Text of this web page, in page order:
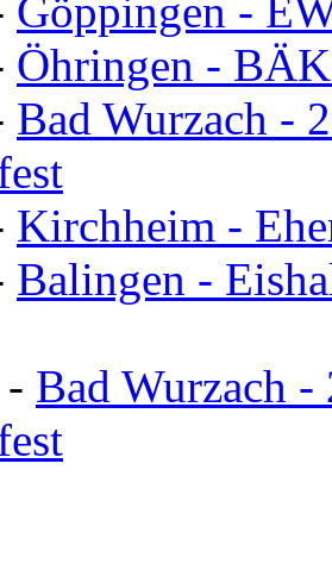
Göppingen -
Öhringen -
Bad Wurzach -
Kirchheim -
Balingen -
Bad Wurzach